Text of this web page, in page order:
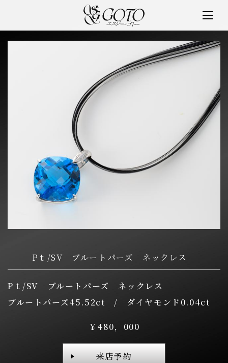
Pｔ/SV ブルートパーズ ネックレス
Pｔ/SV ブルートパーズ ネックレス
ブルートパーズ45.52ct / ダイヤモンド0.04ct
￥480，000
来店予約